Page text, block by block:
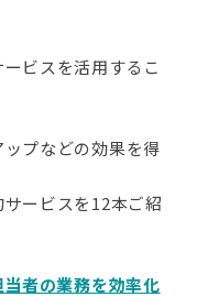
ビスを活用するこ
プなどの効果を得
ービスを12本ご紹
者の業務を効率化